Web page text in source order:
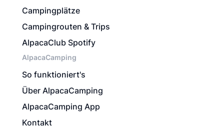
Campingplätze
Campingrouten & Trips
AlpacaClub Spotify
AlpacaCamping
So funktioniert's
Über AlpacaCamping
AlpacaCamping App
Kontakt